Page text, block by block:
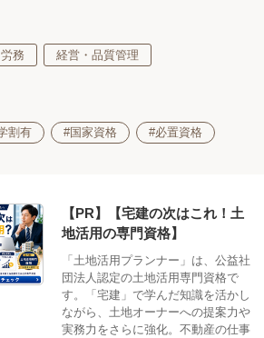
務 経営・品質管理
割有 #国家資格 #必置資格
【PR】【宅建の次はこれ！土
地活用の専門資格】
「土地活用プランナー」は、公益社
団法人認定の土地活用専門資格で
す。「宅建」で学んだ知識を活かし
ながら、土地オーナーへの提案力や
実務力をさらに強化。不動産の仕事